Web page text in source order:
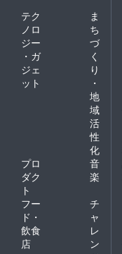
テク
ノロ
ジー
・ガ
ジェ
ット
ま
ち
づ
く
り
・
地
域
活
性
化
プロ
ダク
ト
音
楽
フー
ド・
飲食
店
チ
ャ
レ
ン